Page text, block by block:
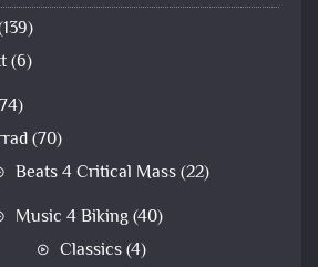
(6)
(70)
Beats 4 Critical Mass(22)
Music 4 Biking(40)
Classics(4)